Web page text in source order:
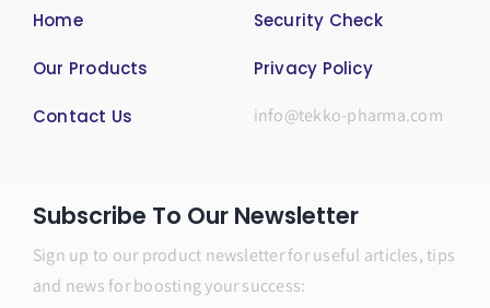
Home
Our Products
Contact Us
Security Check
Privacy Policy
info@tekko-pharma.com
Subscribe To Our Newsletter
Sign up to our product newsletter for useful articles, tips
and news for boosting your success: